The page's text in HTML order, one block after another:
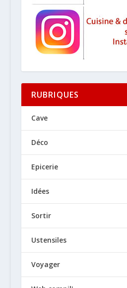
RUBRIQUES
Cave
Déco
Epicerie
Idées
Sortir
Ustensiles
Voyager